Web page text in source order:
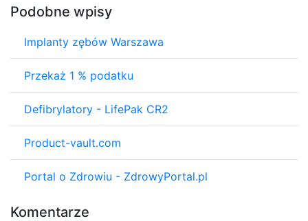
Podobne wpisy
Implanty zębów Warszawa
Przekaż 1 % podatku
Defibrylatory - LifePak CR2
Product-vault.com
Portal o Zdrowiu - ZdrowyPortal.pl
Komentarze